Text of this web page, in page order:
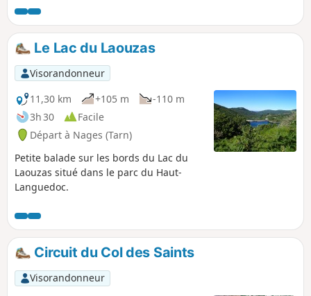
De mai et septembre vous pourrez vous
attarder à la Maison de Payrac, ferme du
XIXe siècle, restaurée en respectant la façon
de vivre et les objets d'autrefois.
Le Lac du Laouzas
Visorandonneur
11,30 km
+105 m
-110 m
3h 30
Facile
Départ à Nages (Tarn)
Petite balade sur les bords du Lac du
Laouzas situé dans le parc du Haut-
Languedoc.
Circuit du Col des Saints
Visorandonneur